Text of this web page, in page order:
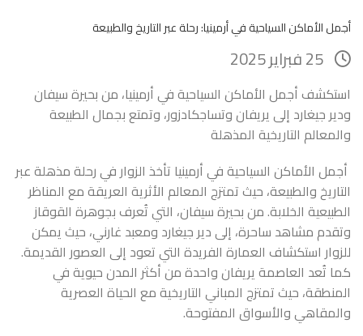
أجمل الأماكن السياحية في أرمينيا: رحلة عبر التاريخ والطبيعة
استكشف أجمل الأماكن السياحية في أرمينيا، من بحيرة سيفان
ودير جيغارد إلى يريفان وتساجكادزور، وتمتع بجمال الطبيعة
والمعالم التاريخية المذهلة
أجمل الأماكن السياحية في أرمينيا تأخذ الزوار في رحلة مذهلة عبر
التاريخ والطبيعة، حيث تمتزج المعالم الأثرية العريقة مع المناظر
الطبيعية الخلابة. من بحيرة سيفان، التي تُعرف بجوهرة القوقاز
وتقدم مشاهد ساحرة، إلى دير جيغارد ومعبد غارني، حيث يمكن
للزوار استكشاف العمارة الفريدة التي تعود إلى العصور القديمة.
كما تُعد العاصمة يريفان واحدة من أكثر المدن حيوية في
المنطقة، حيث تمتزج المباني التاريخية مع الحياة العصرية
والمقاهي والأسواق المفتوحة.